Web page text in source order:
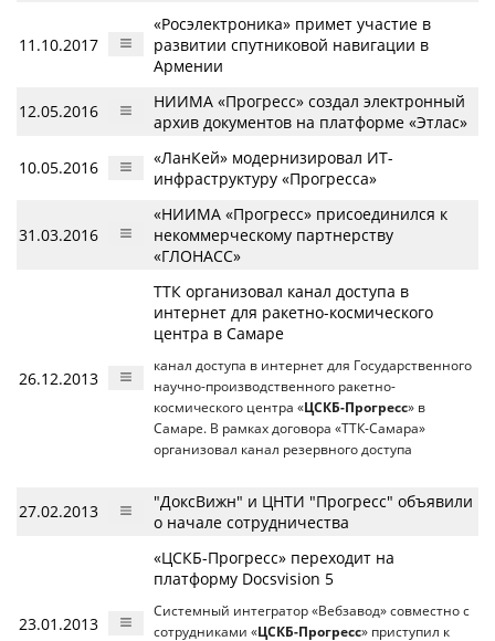
11.10.2017
«Росэлектроника» примет участие в
развитии спутниковой навигации в
Армении
12.05.2016
НИИМА «Прогресс» создал электронный
архив документов на платформе «Этлас»
10.05.2016
«ЛанКей» модернизировал ИТ-
инфраструктуру «Прогресса»
31.03.2016
«НИИМА «Прогресс» присоединился к
некоммерческому партнерству
«ГЛОНАСС»
26.12.2013
ТТК организовал канал доступа в
интернет для ракетно-космического
центра в Самаре
канал доступа в интернет для Государственного
научно-производственного ракетно-
космического центра «ЦСКБ-Прогресс» в
Самаре. В рамках договора «ТТК-Самара»
организовал канал резервного доступа
27.02.2013
"ДоксВижн" и ЦНТИ "Прогресс" объявили
о начале сотрудничества
23.01.2013
«ЦСКБ-Прогресс» переходит на
платформу Docsvision 5
Системный интегратор «Вебзавод» совместно с
сотрудниками «ЦСКБ-Прогресс» приступил к